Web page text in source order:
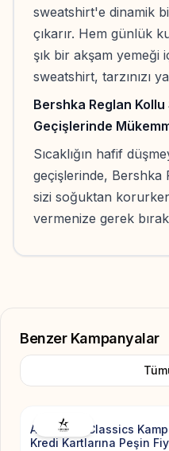
sweatshirt'e dinamik
çıkarır. Hem günlük
şık bir akşam yemeği
sweatshirt, tarzınızı
Bershka Reglan
Geçişlerinde
Sıcaklığın hafif
geçişlerinde, Bershka
sizi soğuktan
vermenize gerek
Benzer Kampanyalar
Altınyıldız Classics
Kredi Kartlarına Peşin